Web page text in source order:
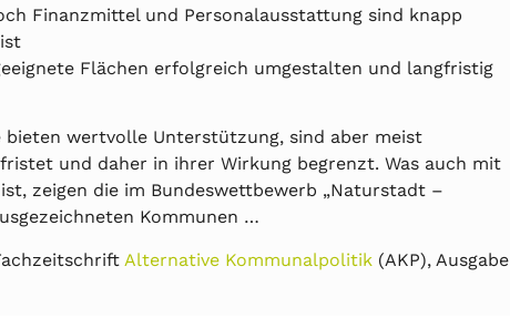
Finanzmittel und Personalausstattung sind knapp
Flächen erfolgreich umgestalten und langfristig
bieten wertvolle Unterstützung, sind aber meist
und daher in ihrer Wirkung begrenzt. Was auch mit
zeigen die im Bundeswettbewerb „Naturstadt –
Kommunen …
Alternative Kommunalpolitik (AKP), Ausgabe